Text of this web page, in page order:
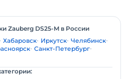
Zauberg DS25-M в России
Хабаровск Иркутск Челябинск
Санкт-Петербург